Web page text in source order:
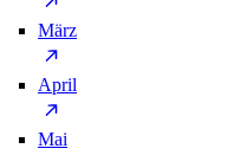
März
April
Mai